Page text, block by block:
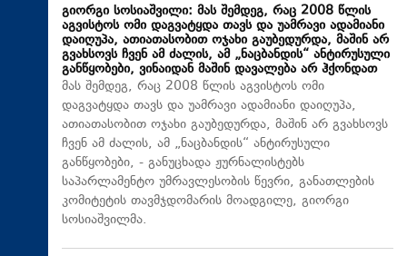
გიორგი სოსიაშვილი: მას შემდეგ, რაც 2008 წლის
აგვისტოს ომი დაგვატყდა თავს და უამრავი ადამიანი
დაიღუპა, ათიათასობით ოჯახი გაუბედურდა, მაშინ არ
გვახსოვს ჩვენ ამ ძალის, ამ „ნაცბანდის“ ანტირუსული
განწყობები, ვინაიდან მაშინ დავალება არ ჰქონდათ
მას შემდეგ, რაც 2008 წლის აგვისტოს ომი
დაგვატყდა თავს და უამრავი ადამიანი დაიღუპა,
ათიათასობით ოჯახი გაუბედურდა, მაშინ არ გვახსოვს
ჩვენ ამ ძალის, ამ „ნაცბანდის“ ანტირუსული
განწყობები, - განუცხადა ჟურნალისტებს
საპარლამენტო უმრავლესობის წევრი, განათლების
კომიტეტის თავმჯდომარის მოადგილე, გიორგი
სოსიაშვილმა.